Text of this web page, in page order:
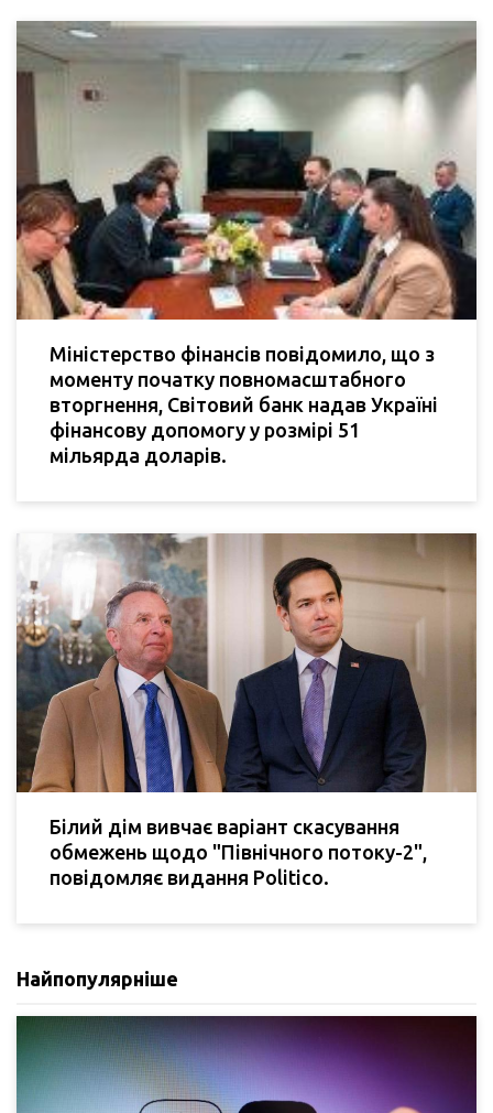
Міністерство фінансів повідомило, що з
моменту початку повномасштабного
вторгнення, Світовий банк надав Україні
фінансову допомогу у розмірі 51
мільярда доларів.
Білий дім вивчає варіант скасування
обмежень щодо "Північного потоку-2",
повідомляє видання Politico.
Найпопулярніше